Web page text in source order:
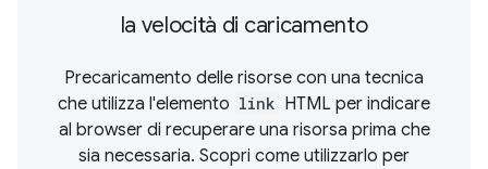
la velocità di caricamento
Precaricamento delle risorse con una tecnica
che utilizza l'elemento link HTML per indicare
al browser di recuperare una risorsa prima che
sia necessaria. Scopri come utilizzarlo per